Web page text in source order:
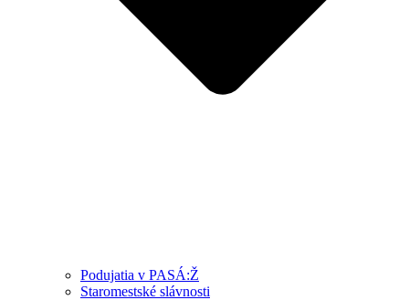
Podujatia v PASÁ:Ž
Staromestské slávnosti